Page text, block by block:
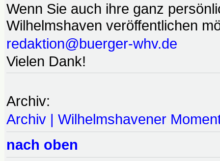
Wenn Sie auch ihre ganz
Wilhelmshaven veröffentlichen
redaktion@buerger-whv.de
Vielen Dank!
Archiv:
Archiv | Wilhelmshavener
nach oben